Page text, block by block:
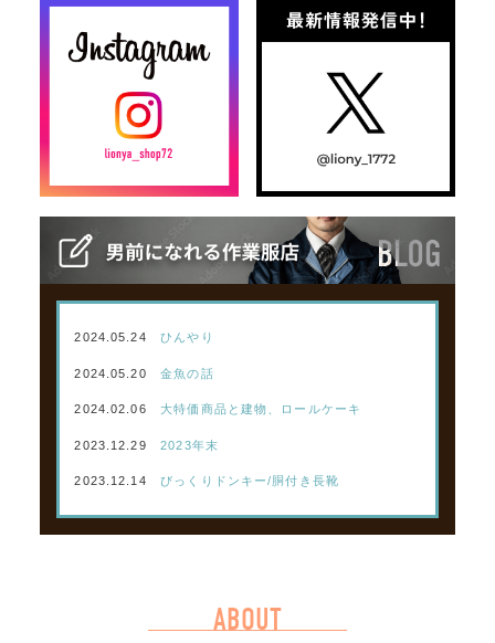
2024.05.24 ひんやり
2024.05.20 金魚の話
2024.02.06 大特価商品と建物、ロールケーキ
2023.12.29 2023年末
2023.12.14 びっくりドンキー/胴付き長靴
ABOUT